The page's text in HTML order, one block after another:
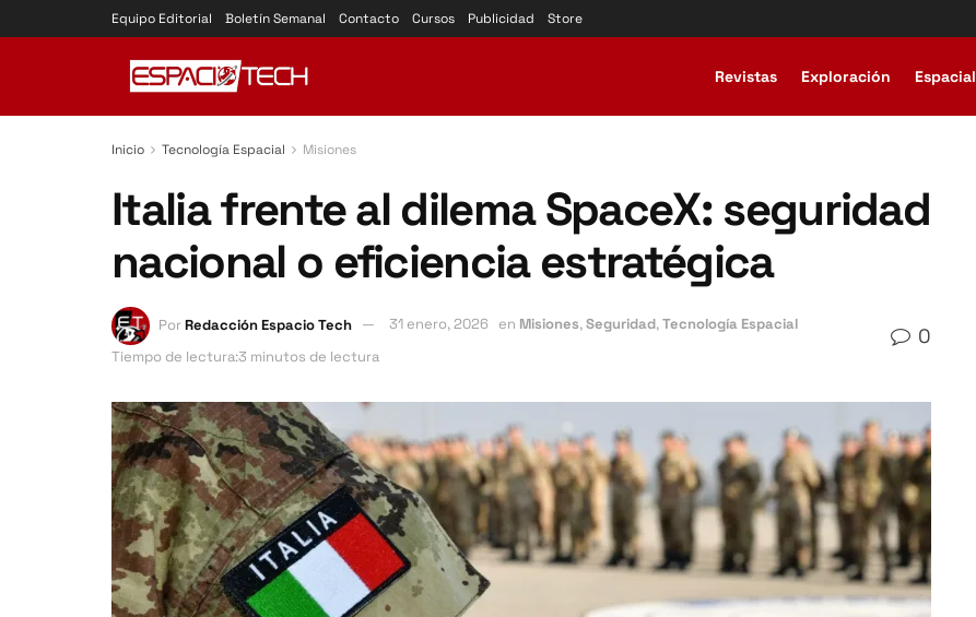
Equipo Editorial Boletín Semanal Contacto Cursos Publicidad Store
Revistas Exploración Espacial
Inicio Tecnología Espacial Misiones
Italia frente al dilema SpaceX: seguridad
nacional o eficiencia estratégica
PorRedacción Espacio Tech 31 enero, 2026 en Misiones,Seguridad,Tecnología Espacial
Tiempo de lectura:3 minutos de lectura
0